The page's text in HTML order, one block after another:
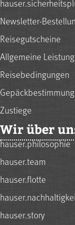
Newsletter-
Reisegutscheine
Allgemeine
Reisebedingungen
Zustiege
Wir über
hauser.philosophie
hauser.team
hauser.flotte
hauser.story